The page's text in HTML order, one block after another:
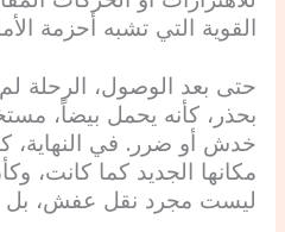
القوية التي تشبه أحزمة
حتى بعد الوصول، الرحلة
بحذر، كأنه يحمل بيضاً،
خدش أو ضرر. في النهاية،
مكانها الجديد كما كانت،
ليست مجرد نقل عفش، بل